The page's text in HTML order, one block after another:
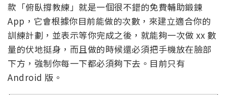
款「俯臥撐教練」就是一個很不錯的免費輔助鍛鍊
App，它會根據你目前能做的次數，來建立適合你的
訓練計劃，並表示等你完成之後，就能夠一次做 xx 數
量的伏地挺身，而且做的時候還必須把手機放在臉部
下方，強制你每一下都必須夠下去。目前只有
Android 版。